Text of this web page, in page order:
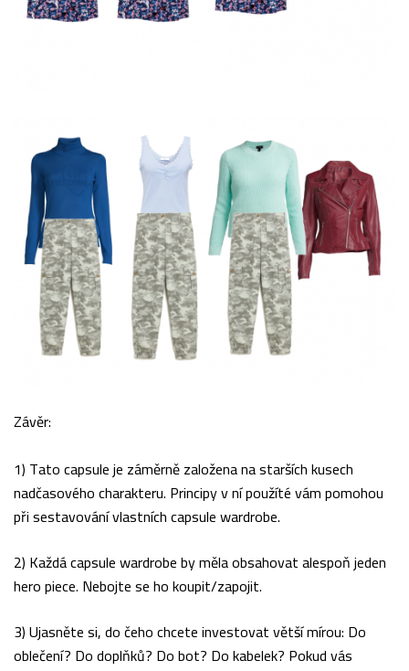
Závěr:
1) Tato capsule je záměrně založena na starších kusech
nadčasového charakteru. Principy v ní použíté vám pomohou
při sestavování vlastních capsule wardrobe.
2) Každá capsule wardrobe by měla obsahovat alespoň jeden
hero piece. Nebojte se ho koupit/zapojit.
3) Ujasněte si, do čeho chcete investovat větší mírou: Do
oblečení? Do doplňků? Do bot? Do kabelek? Pokud vás